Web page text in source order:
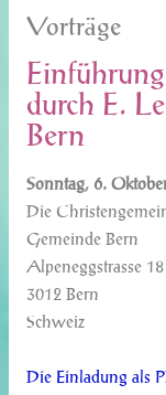
Vorträge
durch E.
Bern
Sonntag, 6.
Die
Gemeinde Bern
Alpeneggstrasse 18
3012 Bern
Schweiz
Die Einladung als